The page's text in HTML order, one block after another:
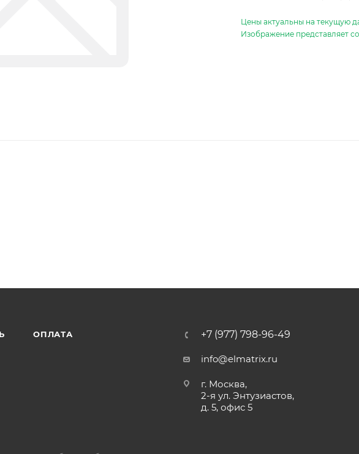
Цены актуальны на текущую
Изображение представляет
ОПЛАТА +7 (977) 798-96-49
info@elmatrix.ru
г. Москва,
2-я ул. Энтузиастов,
д. 5, офис 5